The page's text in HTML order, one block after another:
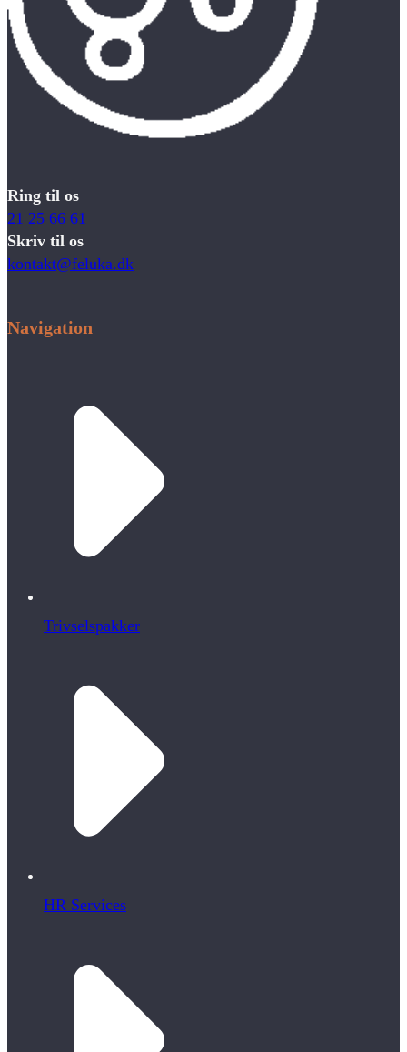
Ring til os
21 25 66 61
Skriv til os
kontakt@feluka.dk
Navigation
Trivselspakker
HR Services